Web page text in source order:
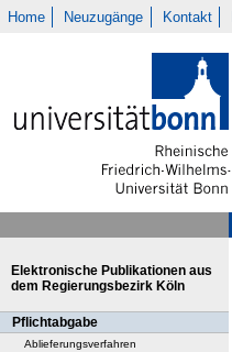
Home Neuzugänge Kontakt
Elektronische Publikationen aus
dem Regierungsbezirk Köln
Pflichtabgabe
Ablieferungsverfahren